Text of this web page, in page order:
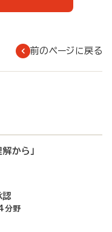
前のページに戻る
から」
認
分野